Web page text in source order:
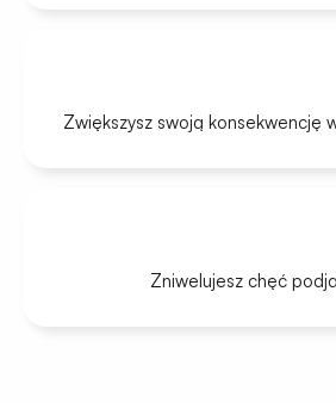
Zwiększysz swoją konsekwencję
Zniwelujesz chęć